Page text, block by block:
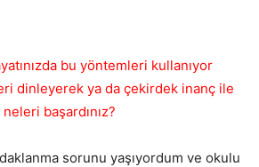
bu yöntemleri kullanıyor
dinleyerek ya da çekirdek inanç ile
neleri başardınız?
sorunu yaşıyordum ve okulu